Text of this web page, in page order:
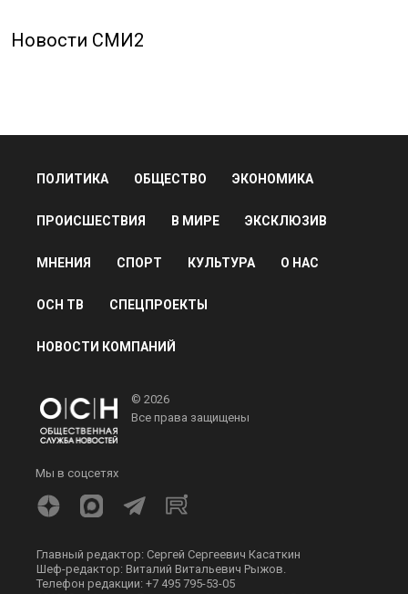
Новости СМИ2
ПОЛИТИКА ОБЩЕСТВО ЭКОНОМИКА
ПРОИСШЕСТВИЯ В МИРЕ ЭКСКЛЮЗИВ
МНЕНИЯ СПОРТ КУЛЬТУРА О НАС
ОСН ТВ СПЕЦПРОЕКТЫ
НОВОСТИ КОМПАНИЙ
© 2026
Все права защищены
Мы в соцсетях
Главный редактор: Сергей Сергеевич Касаткин
Шеф-редактор: Виталий Витальевич Рыжов.
Телефон редакции: +7 495 795-53-05